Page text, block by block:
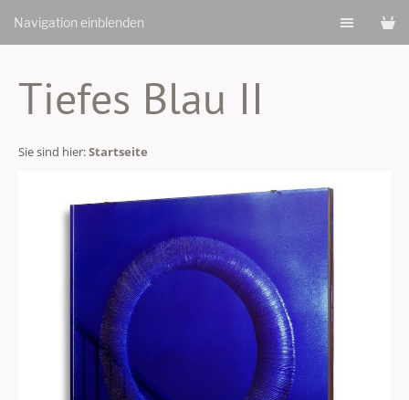
Navigation einblenden
Tiefes Blau II
Sie sind hier:Startseite